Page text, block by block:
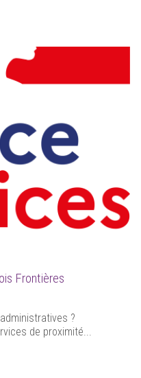
Frontières
?
de proximité...